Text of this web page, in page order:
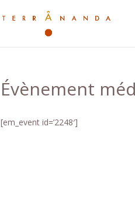
Évènement
[em_event id=’2248′]